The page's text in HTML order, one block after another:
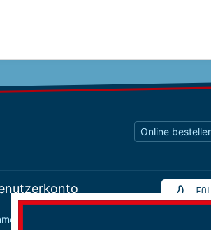
Online
/ Registrieren